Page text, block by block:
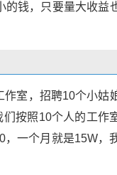
的钱，只要量大收益
室，招聘10个小姑
按照10个人的工作
一个月就是15W，